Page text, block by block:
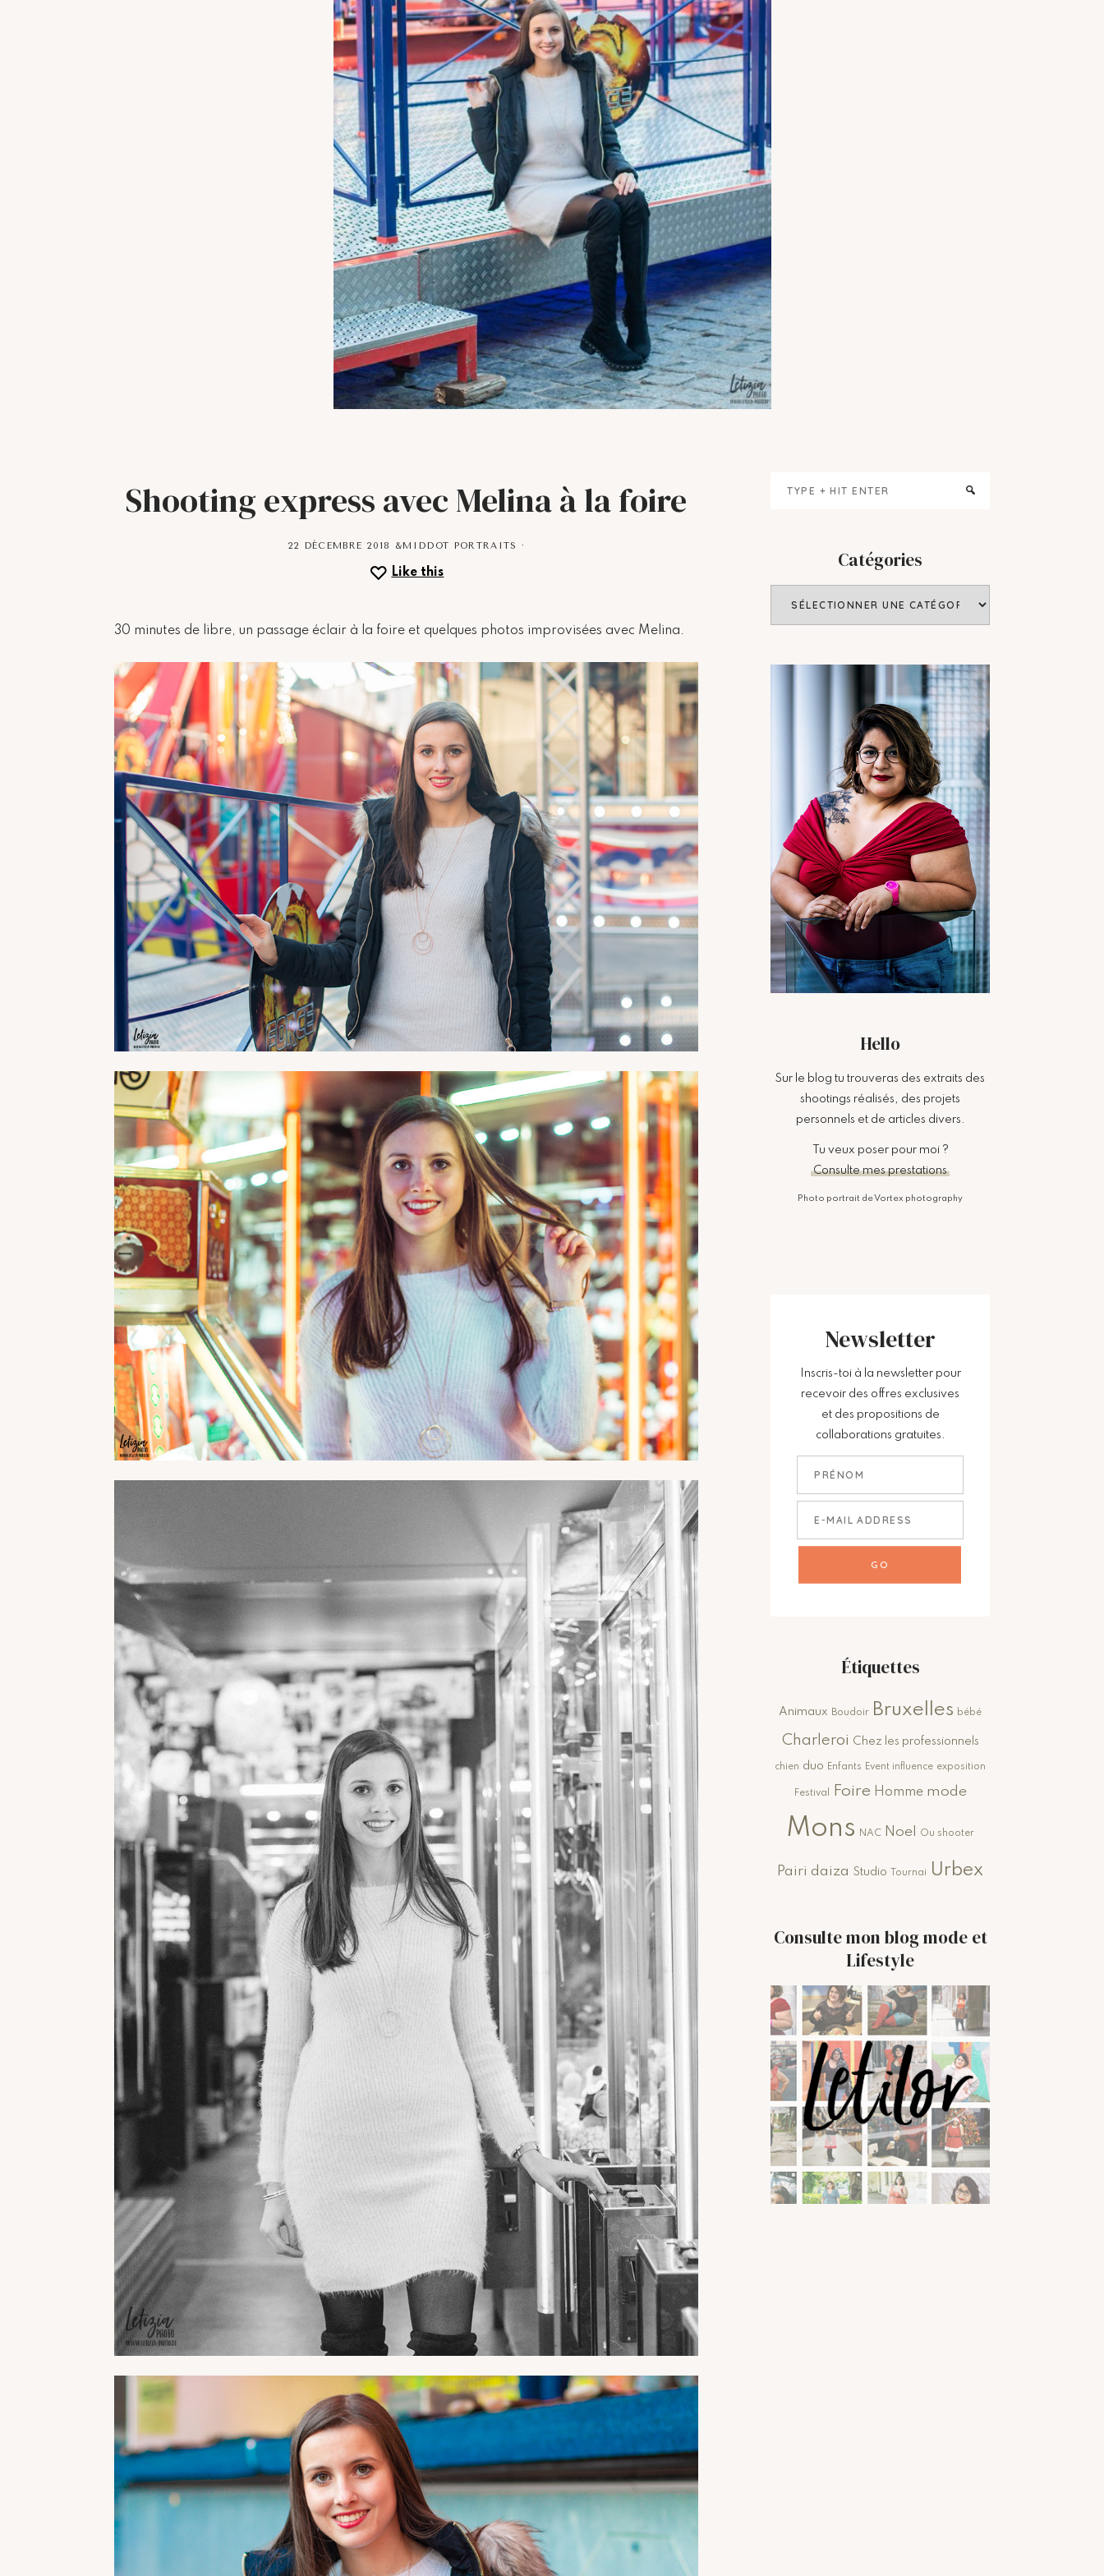
Shooting express avec Melina à la foire
22 DÉCEMBRE 2018 &MIDDOT PORTRAITS ·
Like this
30 minutes de libre, un passage éclair à la foire et quelques photos improvisées avec Melina.
Catégories
Hello
Sur le blog tu trouveras des extraits des
shootings réalisés, des projets
personnels et de articles divers.
Tu veux poser pour moi ?
Consulte mes prestations
Photo portrait de Vortex photography
Newsletter
Inscris-toi à la newsletter pour
recevoir des offres exclusives
et des propositions de
collaborations gratuites.
Étiquettes
Animaux Boudoir Bruxelles bébé
Charleroi Chez les professionnels
chien duo Enfants Event influence exposition
Festival Foire Homme mode
Mons NAC Noel Ou shooter
Pairi daiza Studio Tournai Urbex
Consulte mon blog mode et
Lifestyle